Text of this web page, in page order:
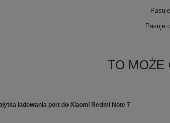
Pasuje
TO MOŻE
ładowania port do Xiaomi Redmi Note 7